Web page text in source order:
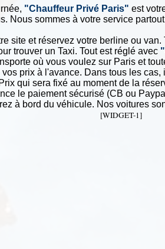
"Chauffeur Privé Paris" est
Nous sommes à votre service
site et réservez votre berline ou
trouver un Taxi. Tout est réglé avec
où vous voulez sur Paris et
prix à l'avance. Dans tous les
qui sera fixé au moment de la
le paiement sécurisé (CB ou
à bord du véhicule. Nos voitures
[WIDGET-1]